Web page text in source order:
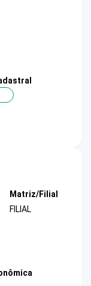
Matriz/Filial
FILIAL